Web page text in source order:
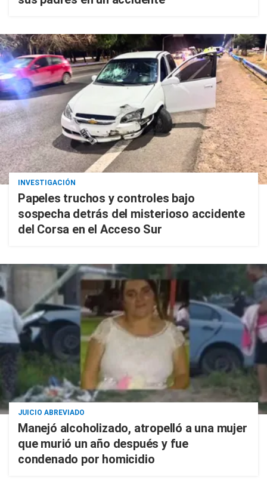
INVESTIGACIÓN
Papeles truchos y controles bajo
sospecha detrás del misterioso accidente
del Corsa en el Acceso Sur
JUICIO ABREVIADO
Manejó alcoholizado, atropelló a una mujer
que murió un año después y fue
condenado por homicidio